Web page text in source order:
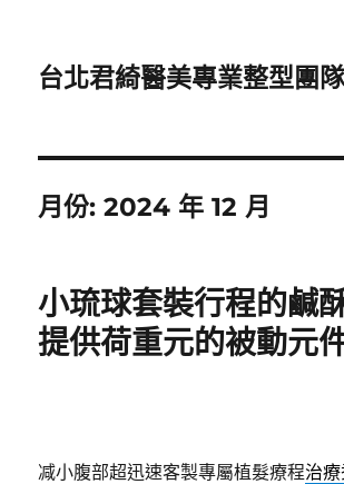
台北君綺醫美專業整型團隊
月份:2024 年 12 月
小琉球套裝行程的鹹
提供荷重元的被動元
减小腹部超迅速客製專屬植髮療程治